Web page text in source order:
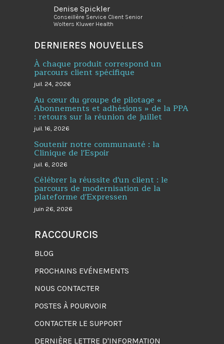
Denise Spickler
Conseillère Service Client Senior
Wolters Kluwer Health
DERNIERES NOUVELLES
À chaque produit correspond un
parcours client spécifique
juil. 24, 2026
Au cœur du groupe de pilotage «
Abonnements et adhésions » de la PPA
: retours sur la réunion de juillet
juil. 16, 2026
Soutenir notre communauté : la
Clinique de l'Espoir
juil. 6, 2026
Célébrer la réussite d'un client : le
parcours de modernisation de la
plateforme d'Expressen
juin 26, 2026
RACCOURCIS
BLOG
PROCHAINS EVÉNEMENTS
NOUS CONTACTER
POSTES À POURVOIR
CONTACTER LE SUPPORT
DERNIÈRE LETTRE D'INFORMATION